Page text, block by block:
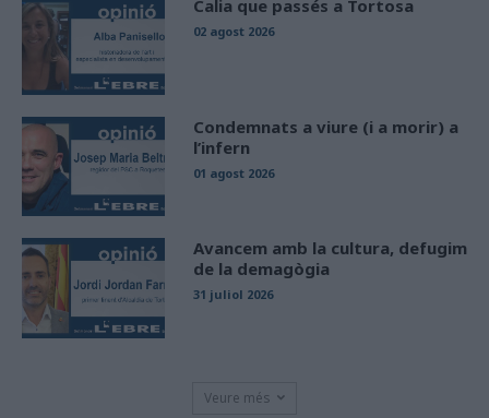
Calia que passés a Tortosa
02 agost 2026
Condemnats a viure (i a morir) a
l’infern
01 agost 2026
Avancem amb la cultura, defugim
de la demagògia
31 juliol 2026
Veure més